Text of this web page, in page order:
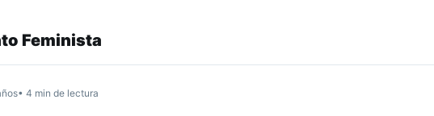
Feminista
• 4 min de lectura